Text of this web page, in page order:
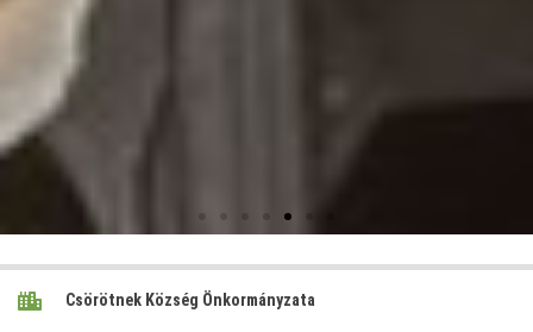
Csörötnek Község Önkormányzata